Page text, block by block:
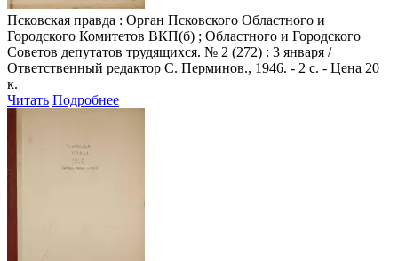
Псковская правда : Орган Псковского Областного и
Городского Комитетов ВКП(б) ; Областного и Городского
Советов депутатов трудящихся. № 2 (272) : 3 января /
Ответственный редактор С. Перминов., 1946. - 2 с. - Цена 20
к.
Читать Подробнее